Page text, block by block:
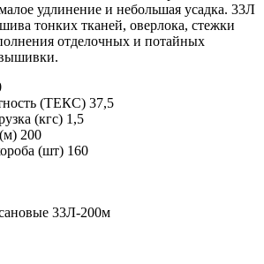
удлинение и небольшая усадка. 33Л
тонких тканей, оверлока, стежки
отделочных и потайных
(ТЕКС) 37,5
(кгс) 1,5
200
(шт) 160
33Л-200м